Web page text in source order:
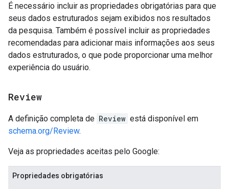
É necessário incluir as propriedades obrigatórias para que
seus dados estruturados sejam exibidos nos resultados
da pesquisa. Também é possível incluir as propriedades
recomendadas para adicionar mais informações aos seus
dados estruturados, o que pode proporcionar uma melhor
experiência do usuário.
Review
A definição completa de Review está disponível em
schema.org/Review.
Veja as propriedades aceitas pelo Google:
Propriedades obrigatórias